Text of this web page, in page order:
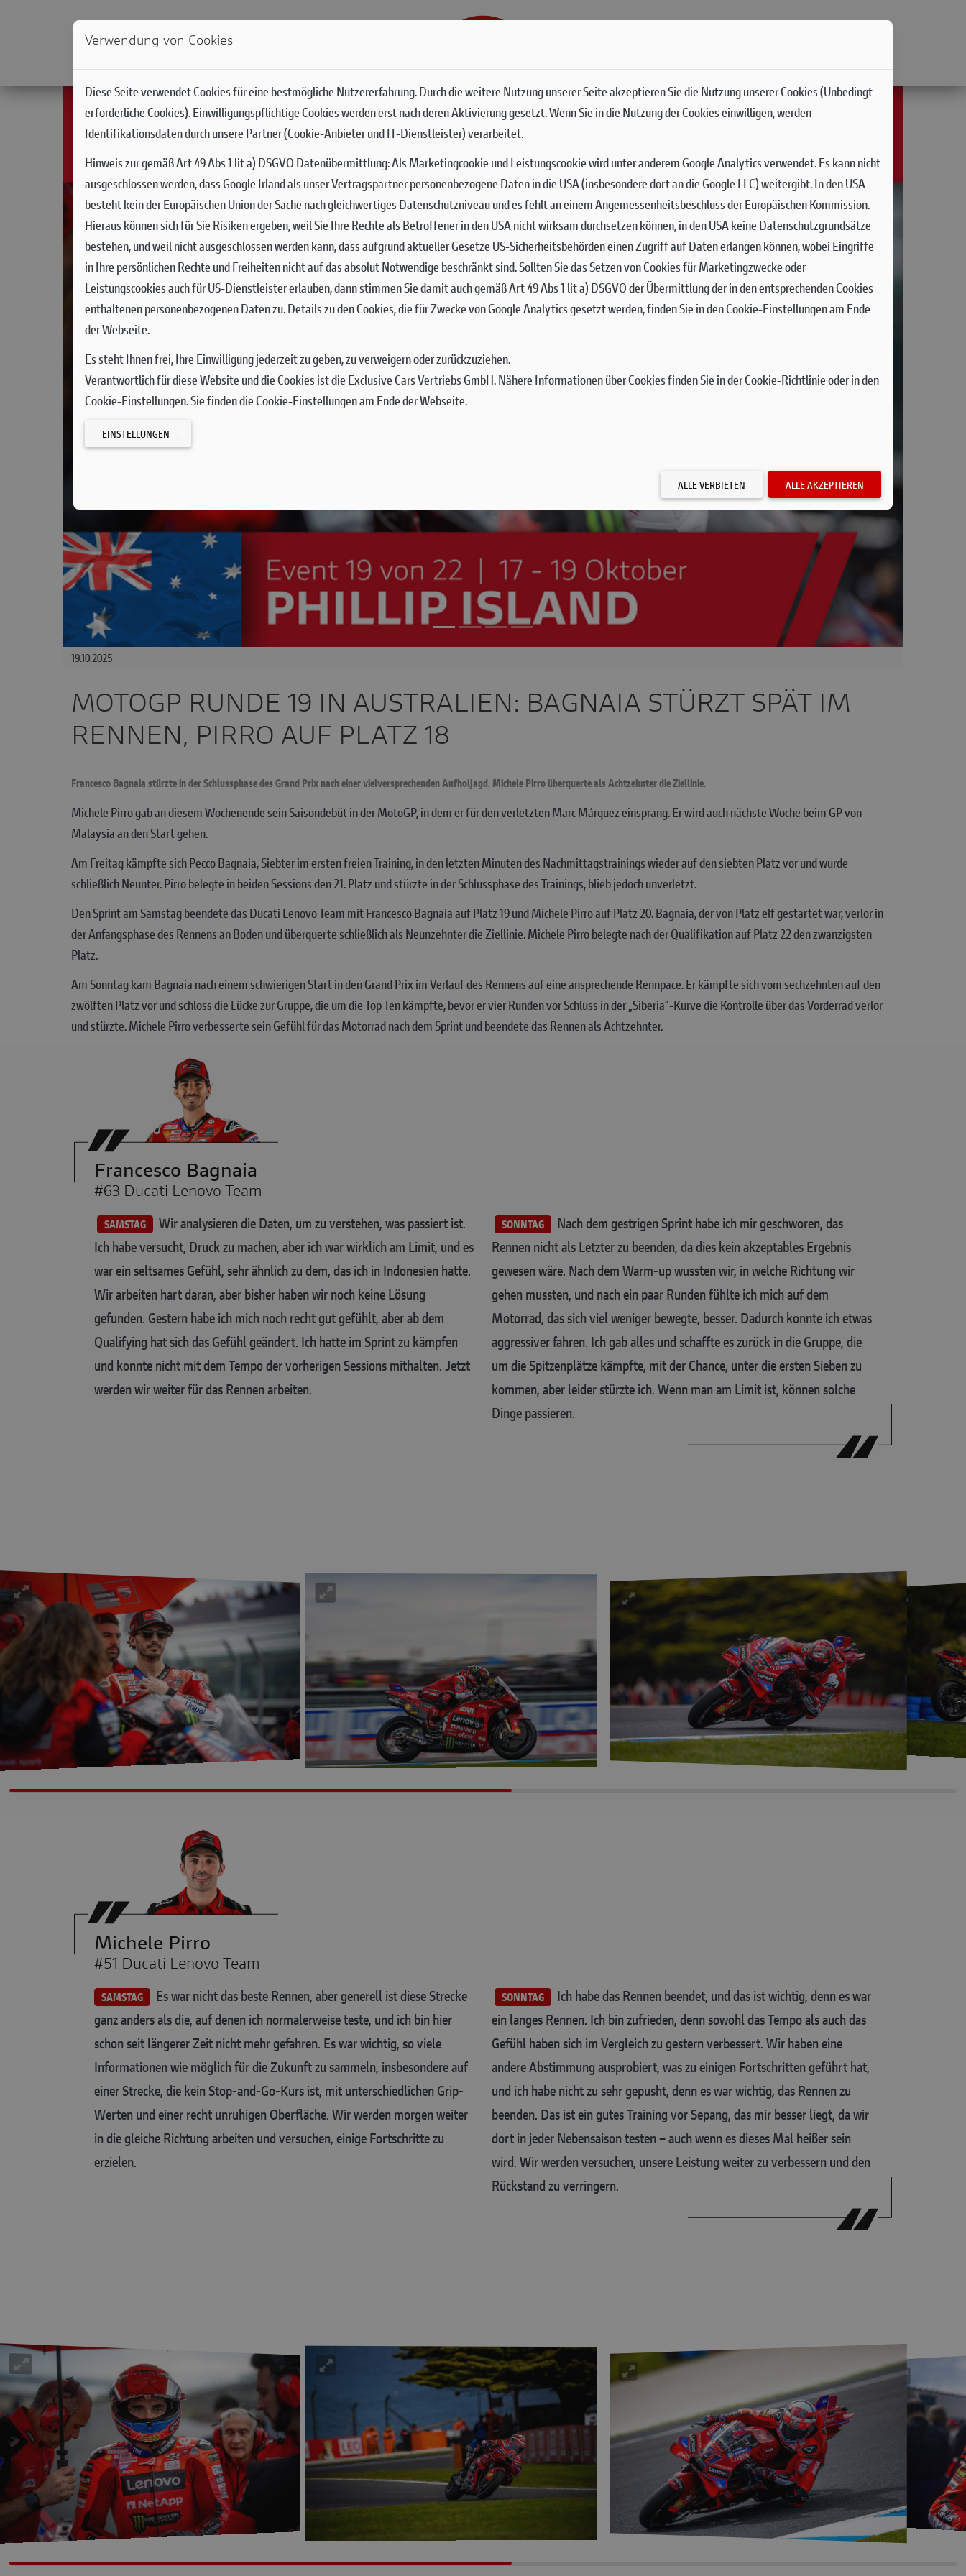
NEWS MODELLE DUCATI WORLD
19.10.2025
MOTOGP RUNDE 19 IN AUSTRALIEN: BAGNAIA STÜRZT SPÄT IM
RENNEN, PIRRO AUF PLATZ 18
Francesco Bagnaia stürzte in der Schlussphase des Grand Prix nach einer vielversprechenden Aufholjagd. Michele Pirro überquerte als Achtzehnter die Ziellinie.
Michele Pirro gab an diesem Wochenende sein Saisondebüt in der MotoGP, in dem er für den verletzten Marc Márquez einsprang. Er wird auch nächste Woche beim GP von
Malaysia an den Start gehen.
Am Freitag kämpfte sich Pecco Bagnaia, Siebter im ersten freien Training, in den letzten Minuten des Nachmittagstrainings wieder auf den siebten Platz vor und wurde
schließlich Neunter. Pirro belegte in beiden Sessions den 21. Platz und stürzte in der Schlussphase des Trainings, blieb jedoch unverletzt.
Den Sprint am Samstag beendete das Ducati Lenovo Team mit Francesco Bagnaia auf Platz 19 und Michele Pirro auf Platz 20. Bagnaia, der von Platz elf gestartet war, verlor in
der Anfangsphase des Rennens an Boden und überquerte schließlich als Neunzehnter die Ziellinie. Michele Pirro belegte nach der Qualifikation auf Platz 22 den zwanzigsten
Platz.
Am Sonntag kam Bagnaia nach einem schwierigen Start in den Grand Prix im Verlauf des Rennens auf eine ansprechende Rennpace. Er kämpfte sich vom sechzehnten auf den
zwölften Platz vor und schloss die Lücke zur Gruppe, die um die Top Ten kämpfte, bevor er vier Runden vor Schluss in der „Siberia”-Kurve die Kontrolle über das Vorderrad verlor
und stürzte. Michele Pirro verbesserte sein Gefühl für das Motorrad nach dem Sprint und beendete das Rennen als Achtzehnter.
Francesco Bagnaia
#63 Ducati Lenovo Team
SAMSTAG Wir analysieren die Daten, um zu verstehen, was passiert ist.
Ich habe versucht, Druck zu machen, aber ich war wirklich am Limit, und es
war ein seltsames Gefühl, sehr ähnlich zu dem, das ich in Indonesien hatte.
Wir arbeiten hart daran, aber bisher haben wir noch keine Lösung
gefunden. Gestern habe ich mich noch recht gut gefühlt, aber ab dem
Qualifying hat sich das Gefühl geändert. Ich hatte im Sprint zu kämpfen
und konnte nicht mit dem Tempo der vorherigen Sessions mithalten. Jetzt
werden wir weiter für das Rennen arbeiten.
SONNTAG Nach dem gestrigen Sprint habe ich mir geschworen, das
Rennen nicht als Letzter zu beenden, da dies kein akzeptables Ergebnis
gewesen wäre. Nach dem Warm-up wussten wir, in welche Richtung wir
gehen mussten, und nach ein paar Runden fühlte ich mich auf dem
Motorrad, das sich viel weniger bewegte, besser. Dadurch konnte ich etwas
aggressiver fahren. Ich gab alles und schaffte es zurück in die Gruppe, die
um die Spitzenplätze kämpfte, mit der Chance, unter die ersten Sieben zu
kommen, aber leider stürzte ich. Wenn man am Limit ist, können solche
Dinge passieren.
Michele Pirro
#51 Ducati Lenovo Team
SAMSTAG Es war nicht das beste Rennen, aber generell ist diese Strecke
ganz anders als die, auf denen ich normalerweise teste, und ich bin hier
schon seit längerer Zeit nicht mehr gefahren. Es war wichtig, so viele
Informationen wie möglich für die Zukunft zu sammeln, insbesondere auf
einer Strecke, die kein Stop-and-Go-Kurs ist, mit unterschiedlichen Grip-
Werten und einer recht unruhigen Oberfläche. Wir werden morgen weiter
in die gleiche Richtung arbeiten und versuchen, einige Fortschritte zu
erzielen.
SONNTAG Ich habe das Rennen beendet, und das ist wichtig, denn es war
ein langes Rennen. Ich bin zufrieden, denn sowohl das Tempo als auch das
Gefühl haben sich im Vergleich zu gestern verbessert. Wir haben eine
andere Abstimmung ausprobiert, was zu einigen Fortschritten geführt hat,
und ich habe nicht zu sehr gepusht, denn es war wichtig, das Rennen zu
beenden. Das ist ein gutes Training vor Sepang, das mir besser liegt, da wir
dort in jeder Nebensaison testen – auch wenn es dieses Mal heißer sein
wird. Wir werden versuchen, unsere Leistung weiter zu verbessern und den
Rückstand zu verringern.
Verwendung von Cookies
Diese Seite verwendet Cookies für eine bestmögliche Nutzererfahrung. Durch die weitere Nutzung unserer Seite akzeptieren Sie die Nutzung unserer Cookies (Unbedingt
erforderliche Cookies). Einwilligungspflichtige Cookies werden erst nach deren Aktivierung gesetzt. Wenn Sie in die Nutzung der Cookies einwilligen, werden
Identifikationsdaten durch unsere Partner (Cookie-Anbieter und IT-Dienstleister) verarbeitet.
Hinweis zur gemäß Art 49 Abs 1 lit a) DSGVO Datenübermittlung:Als Marketingcookie und Leistungscookie wird unter anderem Google Analytics verwendet. Es kann nicht
ausgeschlossen werden, dass Google Irland als unser Vertragspartner personenbezogene Daten in die USA (insbesondere dort an die Google LLC) weitergibt. In den USA
besteht kein der Europäischen Union der Sache nach gleichwertiges Datenschutzniveau und es fehlt an einem Angemessenheitsbeschluss der Europäischen Kommission.
Hieraus können sich für Sie Risiken ergeben, weil Sie Ihre Rechte als Betroffener in den USA nicht wirksam durchsetzen können, in den USA keine Datenschutzgrundsätze
bestehen, und weil nicht ausgeschlossen werden kann, dass aufgrund aktueller Gesetze US-Sicherheitsbehörden einen Zugriff auf Daten erlangen können, wobei Eingriffe
in Ihre persönlichen Rechte und Freiheiten nicht auf das absolut Notwendige beschränkt sind.Sollten Sie das Setzen von Cookies für Marketingzwecke oder
Leistungscookies auch für US-Dienstleister erlauben, dann stimmen Sie damit auch gemäß Art 49 Abs 1 lit a) DSGVO der Übermittlung der in den entsprechenden Cookies
enthaltenen personenbezogenen Daten zu. Details zu den Cookies, die für Zwecke von Google Analytics gesetzt werden, finden Sie in den Cookie-Einstellungen am Ende
der Webseite.
Es steht Ihnen frei, Ihre Einwilligung jederzeit zu geben, zu verweigern oder zurückzuziehen.
Verantwortlich für diese Website und die Cookies ist die Exclusive Cars Vertriebs GmbH. Nähere Informationen über Cookies finden Sie in der Cookie-Richtlinie oder in den
Cookie-Einstellungen. Sie finden die Cookie-Einstellungen am Ende der Webseite.
EINSTELLUNGEN
ALLE VERBIETEN ALLE AKZEPTIEREN